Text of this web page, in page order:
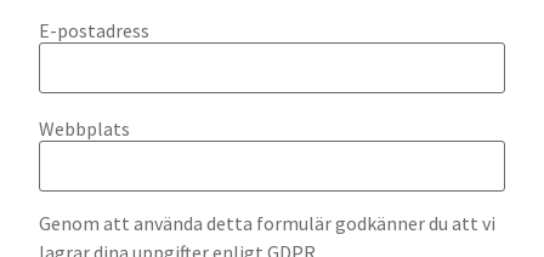
E-postadress
Webbplats
Genom att använda detta formulär godkänner du att vi